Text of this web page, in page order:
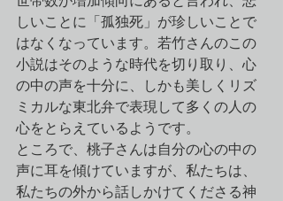
しいことに「孤独死」が珍しいことで
はなくなっています。若竹さんのこの
小説はそのような時代を切り取り、心
の中の声を十分に、しかも美しくリズ
ミカルな東北弁で表現して多くの人の
心をとらえているようです。
ところで、桃子さんは自分の心の中の
声に耳を傾けていますが、私たちは、
私たちの外から話しかけてくださる神